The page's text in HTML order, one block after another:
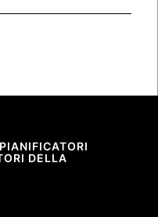
DELLA